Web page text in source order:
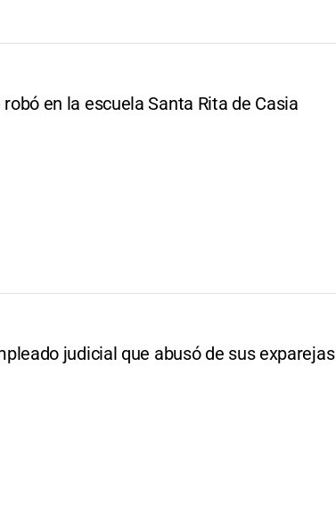
en la escuela Santa Rita de Casia
judicial que abusó de sus exparejas